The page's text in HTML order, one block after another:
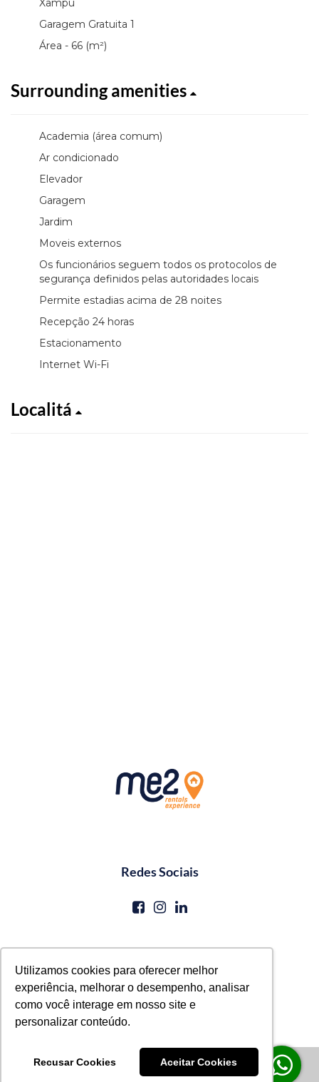
Utilizamos cookies para oferecer melhor
experiência, melhorar o desempenho, analisar
como você interage em nosso site e
personalizar conteúdo.
Recusar Cookies Aceitar Cookies
Garagem Gratuita 1
Área - 66 (m²)
Surrounding amenities
Academia (área comum)
Ar condicionado
Elevador
Garagem
Jardim
Moveis externos
Os funcionários seguem todos os protocolos de
segurança definidos pelas autoridades locais
Permite estadias acima de 28 noites
Recepção 24 horas
Estacionamento
Internet Wi-Fi
Localitá
Redes Sociais
reservas@me2service.com.br
+55 (81) 3771-0620
© Me2 Rentals Experience
powered bystays.net